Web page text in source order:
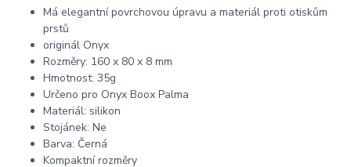
Má elegantní povrchovou úpravu a materiál proti otiskům
prstů
originál Onyx
Rozměry: 160 x 80 x 8 mm
Hmotnost: 35g
Určeno pro Onyx Boox Palma
Materiál: silikon
Stojánek: Ne
Barva: Černá
Kompaktní rozměry